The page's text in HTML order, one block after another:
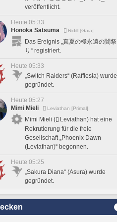
veröffentlicht.
Heute 05:33
Honoka Satsuma
Ridill [Gaia]
Das Ereignis „真夏の極永遠の闇祭
り“ registriert.
Heute 05:33
„Switch Raiders“ (Rafflesia) wurde
gegründet.
Heute 05:27
Mimi Mieli
Leviathan [Primal]
Mimi Mieli (
Leviathan) hat eine
Rekrutierung für die freie
Gesellschaft „Phoenix Dawn
(Leviathan)“ begonnen.
Heute 05:25
„Sakura Diana“ (Asura) wurde
gegründet.